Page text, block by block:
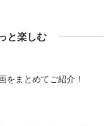
と楽しむ
をまとめてご紹介！